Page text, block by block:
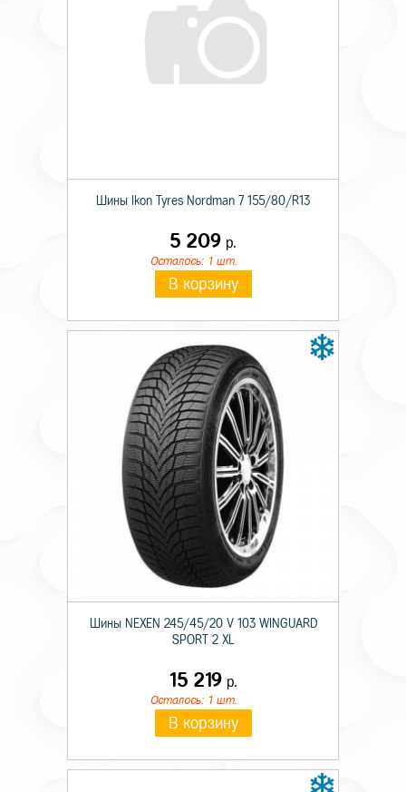
Шины Ikon Tyres Nordman 7 155/80/R13
5 209 р.
Осталось: 1 шт.
В корзину
Шины NEXEN 245/45/20 V 103 WINGUARD
SPORT 2 XL
15 219р.
Осталось: 1 шт.
В корзину